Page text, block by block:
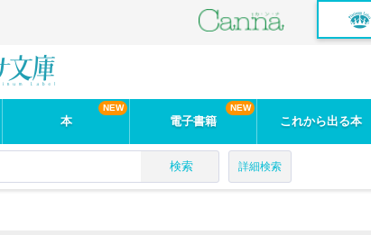
検索 詳細検索
本 電子書籍 これから出る本